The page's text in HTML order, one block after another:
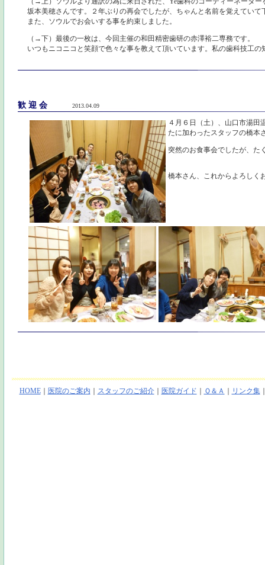
坂本美穂さんです。２年ぶりの再会でしたが、ちゃんと名前を覚えていて
また、ソウルでお会いする事を約束しました。
（→下）最後の一枚は、今回主催の和田精密歯研の赤澤裕二専務です。
いつもニコニコと笑顔で色々な事を教えて頂いています。私の歯科技工
歓 迎 会 2013.04.09
４月６日（土）、山口市湯田
たに加わったスタッフの橋本
突然のお食事会でしたが、た
橋本さん、これからよろしく
HOME｜ 医院のご案内 スタッフのご紹介｜ 医院ガイド Ｑ＆Ａ リンク集